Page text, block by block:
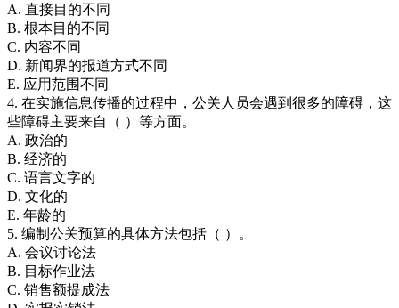
A. 直接目的不同
B. 根本目的不同
C. 内容不同
D. 新闻界的报道方式不同
E. 应用范围不同
4. 在实施信息传播的过程中，公关人员会遇到很多的障碍，这
些障碍主要来自（ ）等方面。
A. 政治的
B. 经济的
C. 语言文字的
D. 文化的
E. 年龄的
5. 编制公关预算的具体方法包括（ ）。
A. 会议讨论法
B. 目标作业法
C. 销售额提成法